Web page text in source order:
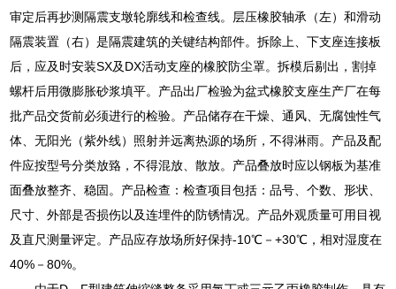
审定后再抄测隔震支墩轮廓线和检查线。层压橡胶轴承（左）和滑动
隔震装置（右）是隔震建筑的关键结构部件。拆除上、下支座连接板
后，应及时安装SX及DX活动支座的橡胶防尘罩。拆模后剔出，割掉
螺杆后用微膨胀砂浆填平。产品出厂检验为盆式橡胶支座生产厂在每
批产品交货前必须进行的检验。产品储存在干燥、通风、无腐蚀性气
体、无阳光（紫外线）照射并远离热源的场所，不得淋雨。产品及配
件应按型号分类放臵，不得混放、散放。产品叠放时应以钢板为基准
面叠放整齐、稳固。产品检查：检查项目包括：品号、个数、形状、
尺寸、外部是否损伤以及连埋件的防锈情况。产品外观质量可用目视
及直尺测量评定。产品应存放场所好保持-10℃－+30℃，相对湿度在
40%－80%。